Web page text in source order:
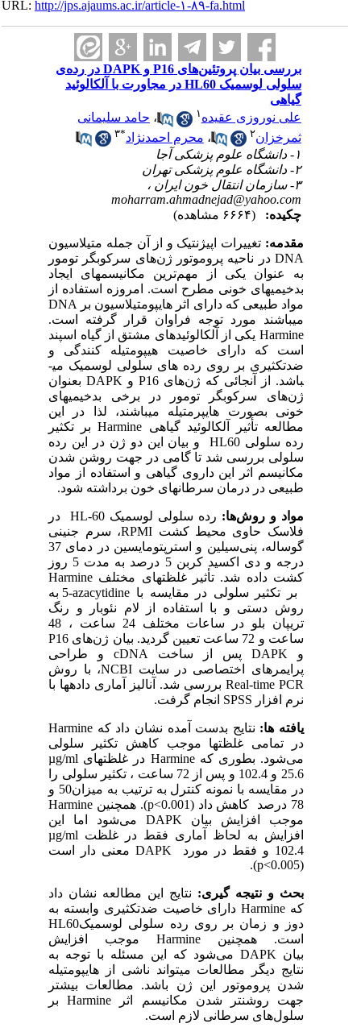
URL:http://jps.ajaums.ac.ir/article-۱-۸۹-fa.html
بررسی بیان پروتئین‌های P16 و DAPK در رده‌ی
سلولی لوسمیک HL60 در مجاورت با آلکالوئید
گیاهی
علی نوروزی عقیده۱ ،حامد سلیمانی
ثمرخزان
۲ ،محرم احمدنژاد * ۳
moharram.ahmadnejad@yahoo.com
چکیده:
مقدمه:تغییرات اپی­ژنتیک و از آن جمله متیلاسیون
DNAدر ناحیه پروموتور ژن‌های سرکوبگر تومور
به عنوان یکی از مهم‌ترین مکانیسم­های ایجاد
بدخیمی­های خونی مطرح است. امروزه استفاده از
مواد طبیعی که دارای اثر هایپومتیلاسیون برDNA
می­باشند مورد توجه فراوان قرار گرفته است.
Harmineیکی از آلکالوئیدهای مشتق از گیاه اسپند
است که دارای خاصیت هیپومتیله کنندگی و
ضدتکثیری بر روی رده ­های سلولی لوسمیک می­
باشد. از آنجائی که ژن‌هایP16وDAPKبعنوان
ژن‌های سرکوبگر تومور در برخی بدخیمی­های
خونی بصورت هایپرمتیله می­باشند، لذا در این
مطالعه تأثیر آلکالوئید گیاهی Harmineبر تکثیر
رده سلولی HL60و بیان این دو ژن در این رده
سلولی بررسی شد تا گامی در جهت روشن شدن
مکانیسم اثر این داروی گیاهی و استفاده از مواد
طبیعی در درمان سرطان­های خون برداشته شود.
مواد و روش‌ها:رده سلولی لوسمیکHL-60در
فلاسک حاوی محیط کشتRPMI، سرم جنینی
گوساله، پنی‌سیلین و استرپتومایسین در دمای 37
درجه و دی اکسید کربن 5 درصد به مدت 5 روز
کشت داده شد. تأثیر غلظت­های مختلف Harmine
بر تکثیر سلولی در مقایسه با5-azacytidineبه
روش دستی و با استفاده از لام نئوبار و رنگ
تریپان بلو در ساعات مختلف 24 ساعت ، 48
ساعت و 72 ساعت تعیین گردید. بیان ژن‌های
P16
و DAPKپس از ساخت cDNAو طراحی
پرایمرهای اختصاصی در سایتNCBI، با روش
Real-time PCRبررسی شد. آنالیز آماری داده­ها با
نرم افزار SPSSانجام گرفت.
یافته ­ها:نتایج بدست آمده نشان داد کهHarmine
در تمامی غلظت­ها موجب کاهش تکثیر سلولی
می‌شود. بطوری کهHarmineدر غلظت­هایg/ml
µ
25.6و 102.4
و پس از 72 ساعت ، تکثیر سلولی را
در مقایسه با نمونه کنترل به ترتیب به میزان50 و
78 درصد کاهش داد (
p<0.001). همچنینHarmine
موجب افزایش بیانDAPKمی‌شود اما این
افزایش به لحاظ آماری فقط در غلظتg/ml
µ
102.4و فقط در موردDAPKمعنی دار است
p<0.005
).
بحث و نتیجه­ گیری:نتایج این مطالعه نشان داد
کهHarmineدارای خاصیت ضدتکثیری وابسته به
دوز و زمان بر روی رده سلولی لوسمیکHL60
است. همچنین
Harmineموجب افزایش
بیانDAPKمی‌شود که این مسئله با توجه به
نتایج دیگر مطالعات می­تواند ناشی از هایپومتیله
شدن پروموتور این ژن باشد. مطالعات بیشتر
جهت روشن­تر شدن مکانیسم اثر
Harmineبر
سلول‌های سرطانی لازم است.